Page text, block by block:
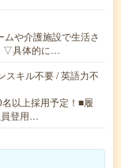
や介護施設で生活さ
▽具体的に…
スキル不要 / 英語力不
以上採用予定！■履
員登用…